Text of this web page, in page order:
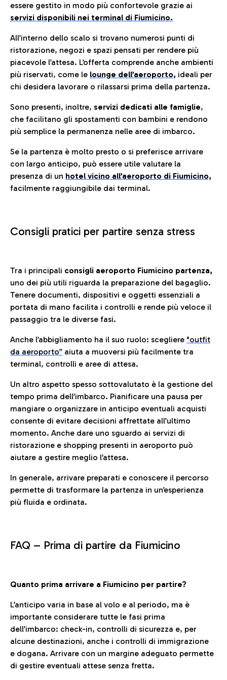
essere gestito in modo più confortevole grazie ai
servizi disponibili nei terminal di Fiumicino.
All’interno dello scalo si trovano numerosi punti di
ristorazione, negozi e spazi pensati per rendere più
piacevole l’attesa. L’offerta comprende anche ambienti
più riservati, come le lounge dell’aeroporto, ideali per
chi desidera lavorare o rilassarsi prima della partenza.
Sono presenti, inoltre, servizi dedicati alle famiglie,
che facilitano gli spostamenti con bambini e rendono
più semplice la permanenza nelle aree di imbarco.
Se la partenza è molto presto o si preferisce arrivare
con largo anticipo, può essere utile valutare la
presenza di un hotel vicino all’aeroporto di Fiumicino,
facilmente raggiungibile dai terminal.
Consigli pratici per partire senza stress
Tra i principali consigli aeroporto Fiumicino partenza,
uno dei più utili riguarda la preparazione del bagaglio.
Tenere documenti, dispositivi e oggetti essenziali a
portata di mano facilita i controlli e rende più veloce il
passaggio tra le diverse fasi.
Anche l’abbigliamento ha il suo ruolo: scegliere "outfit
da aeroporto” aiuta a muoversi più facilmente tra
terminal, controlli e aree di attesa.
Un altro aspetto spesso sottovalutato è la gestione del
tempo prima dell’imbarco. Pianificare una pausa per
mangiare o organizzare in anticipo eventuali acquisti
consente di evitare decisioni affrettate all’ultimo
momento. Anche dare uno sguardo ai servizi di
ristorazione e shopping presenti in aeroporto può
aiutare a gestire meglio l’attesa.
In generale, arrivare preparati e conoscere il percorso
permette di trasformare la partenza in un’esperienza
più fluida e ordinata.
FAQ – Prima di partire da Fiumicino
Quanto prima arrivare a Fiumicino per partire?
L’anticipo varia in base al volo e al periodo, ma è
importante considerare tutte le fasi prima
dell’imbarco: check-in, controlli di sicurezza e, per
alcune destinazioni, anche i controlli di immigrazione
e dogana. Arrivare con un margine adeguato permette
di gestire eventuali attese senza fretta.